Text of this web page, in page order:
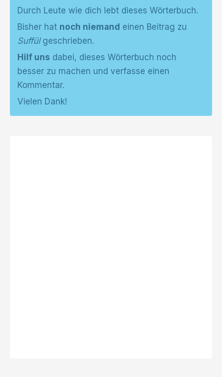
Durch Leute wie dich lebt dieses Wörterbuch.
Bisher hat noch niemand einen Beitrag zu
Suffülgeschrieben.
Hilf uns dabei, dieses Wörterbuch noch
besser zu machen und verfasse einen
Kommentar.
Vielen Dank!